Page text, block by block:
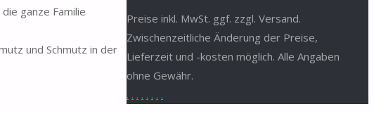
ganze Familie
und Schmutz in der
Preise inkl. MwSt. ggf. zzgl. Versand.
Zwischenzeitliche Änderung der Preise,
Lieferzeit und -kosten möglich. Alle Angaben
ohne Gewähr.
. . . . . . . .